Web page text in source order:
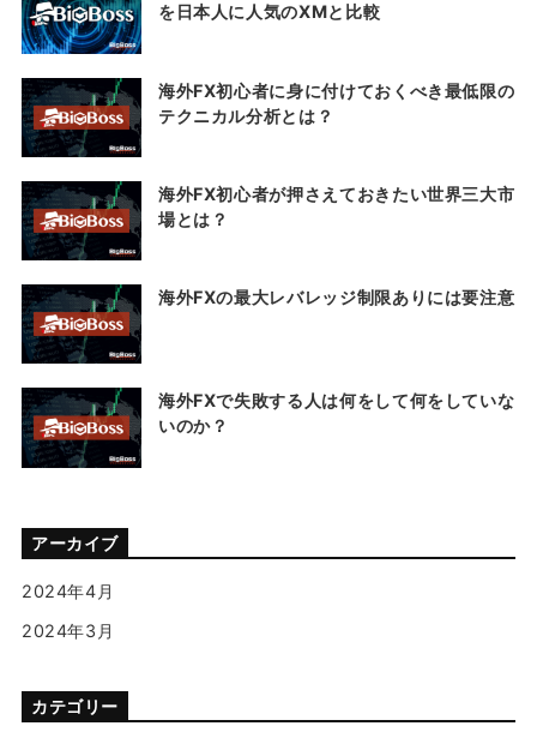
を日本人に人気のXMと比較
海外FX初心者に身に付けておくべき最低限の
テクニカル分析とは？
海外FX初心者が押さえておきたい世界三大市
場とは？
海外FXの最大レバレッジ制限ありには要注意
海外FXで失敗する人は何をして何をしていな
いのか？
アーカイブ
2024年4月
2024年3月
カテゴリー